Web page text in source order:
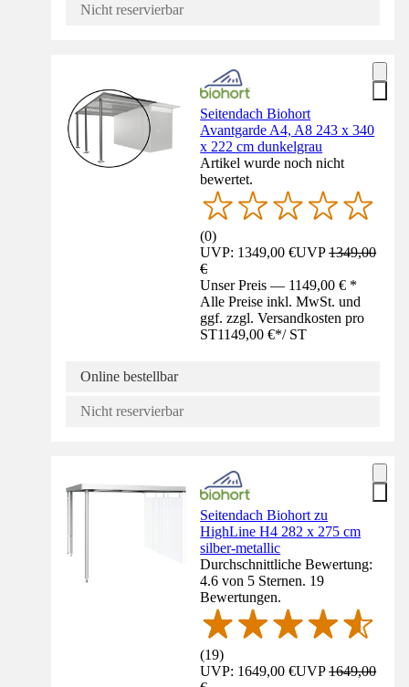
Nicht reservierbar
Seitendach Biohort
Avantgarde A4, A8 243 x 340
x 222 cm dunkelgrau
Artikel wurde noch nicht
bewertet.
(0)
UVP: 1349,00 €UVP1349,00
€
Unser Preis — 1149,00 € *
Alle Preise inkl. MwSt. und
ggf. zzgl. Versandkosten pro
ST1149,00 €*/ ST
Online bestellbar
Nicht reservierbar
Seitendach Biohort zu
HighLine H4 282 x 275 cm
silber-metallic
Durchschnittliche Bewertung:
4.6 von 5 Sternen. 19
Bewertungen.
(19)
UVP: 1649,00 €UVP1649,00